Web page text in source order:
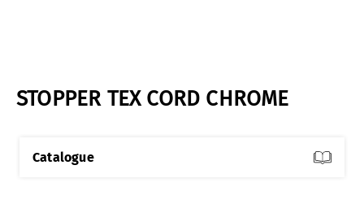
STOPPER TEX CORD CHROME
Catalogue